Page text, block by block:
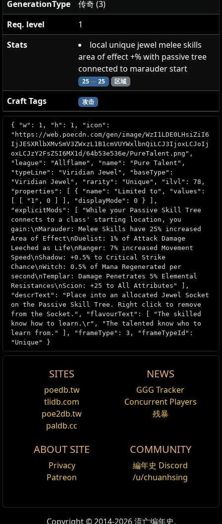
GenerationType
传奇 (3)
Req. level
1
Stats
local unique jewel melee skills
area of effect +% with passive tree
connected to marauder start
25—25 区域
Craft Tags 攻击
{ "w": 1, "h": 1, "icon":
"https://web.poecdn.com/gen/image/WzI1LDE0LHsiZiI6
IjJESXRlbXMvSmV3ZWxzL1B1cmVUYWxlbnQiLCJ3IjoxLCJoIj
oxLCJzY2FsZSI6MX1d/64b53e536e/PureTalent.png",
"league": "Allflame", "name": "Pure Talent",
"typeLine": "Viridian Jewel", "baseType":
"Viridian Jewel", "rarity": "Unique", "ilvl": 78,
"properties": [ { "name": "Limited to", "values":
[ [ "1", 0 ] ], "displayMode": 0 } ],
"explicitMods": [ "While your Passive Skill Tree
connects to a class' starting location, you
gain:\nMarauder: Melee Skills have 25% increased
Area of Effect\nDuelist: 1% of Attack Damage
Leeched as Life\nRanger: 7% increased Movement
Speed\nShadow: +0.5% to Critical Strike
Chance\nWitch: 0.5% of Mana Regenerated per
second\nTemplar: Damage Penetrates 5% Elemental
Resistances\nScion: +25 to All Attributes" ],
"descrText": "Place into an allocated Jewel Socket
on the Passive Skill Tree. Right click to remove
from the Socket.", "flavourText": [ "The skilled
know how to learn.\r", "The talented know who to
learn from." ], "frameType": 3, "frameTypeId":
"Unique" }
Pure Talent
Mechanics
Pure talent requires allocation of one of the 2
starting points of a classes passive skill tree to gain
the benefit listed on the jewel.
Interactions-Thread of Hope
can be used to
Version history
SITES
poedb.tw
tlidb.com
poe2db.tw
paldb.cc
NEWS
GGG Tracker
Concurrent Players
残暴
ABOUT SITE
Privacy
Patreon
COMMUNITY
編年史 Discord
/u/chuanhsing
Copyright © 2014-2026 流亡编年史.